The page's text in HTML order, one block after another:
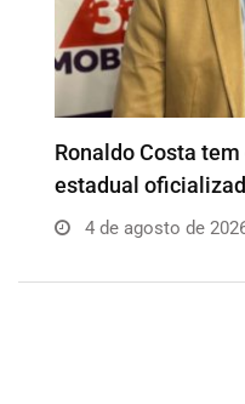
Além da Influência
profissionais para…
4 de agosto de